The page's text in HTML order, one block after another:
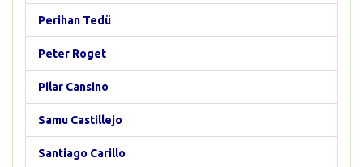
Perihan Tedü
Peter Roget
Pilar Cansino
Samu Castillejo
Santiago Carillo